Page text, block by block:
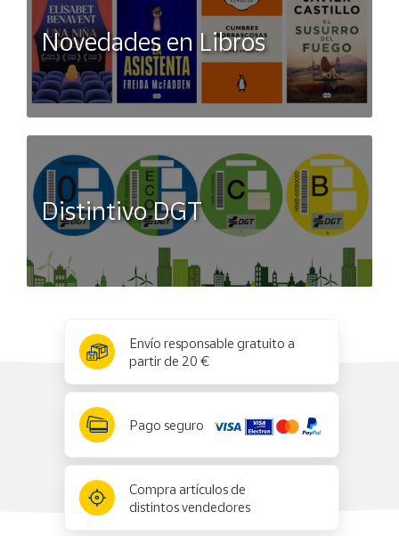
Novedades en Libros
Distintivo DGT
Envío responsable gratuito a
partir de 20 €
Pago seguro
Compra artículos de
distintos vendedores